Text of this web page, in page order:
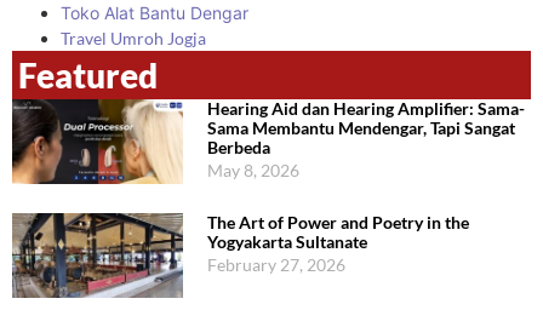
Toko Alat Bantu Dengar
Travel Umroh Jogja
Featured
Hearing Aid dan Hearing Amplifier: Sama-
Sama Membantu Mendengar, Tapi Sangat
Berbeda
May 8, 2026
The Art of Power and Poetry in the
Yogyakarta Sultanate
February 27, 2026